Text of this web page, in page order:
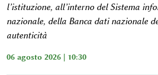
l’istituzione, all’interno del Sistema
nazionale, della Banca dati nazionale
autenticità
06 agosto 2026 | 10:30